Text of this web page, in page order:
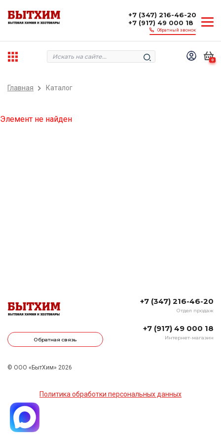
+7 (347) 216-46-20
+7 (917) 49 000 18
Обратный звонок
0
Главная Каталог
Элемент не найден
Обратная связь
+7 (347) 216-46-20
Отдел продаж
+7 (917) 49 000 18
Интернет-магазин
© ООО «БытХим» 2026
Политика обработки персональных данных